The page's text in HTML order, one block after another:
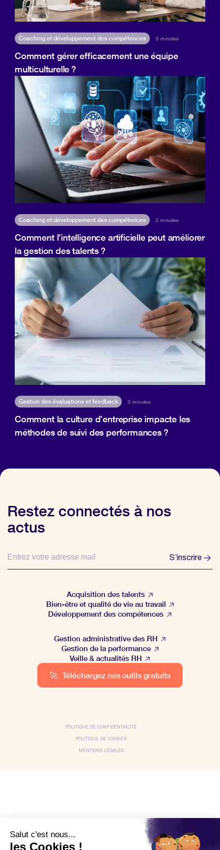
Coaching et développement des compétences 3 minutes
Comment gérer efficacement une équipe
multiculturelle ?
Coaching et développement des compétences 2 minutes
Comment l’intelligence artificielle peut améliorer
la gestion des talents ?
Gestion des évaluations et feedback 3 minutes
Comment la culture d’entreprise impacte les
méthodes de suivi des performances ?
Restez connectés à nos
actus
S’inscrire
Acquisition des talents
Bien-être et qualité de vie au travail
Développement des compétences
Gestion administrative des RH
Gestion de la performance
Veille & actualités RH
🚀 Téléchargez nos outils gratuits
POLITIQUE DE CONFIDENTIALITÉ
POLITIQUE DE COOKIES
MENTIONS LÉGALES